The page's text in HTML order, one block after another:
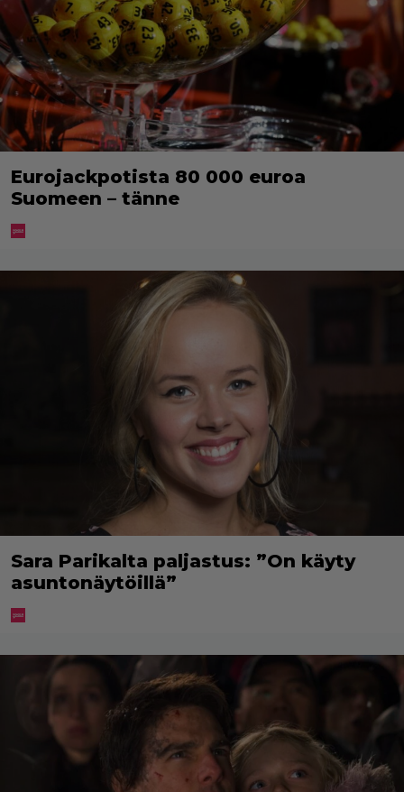
Eurojackpotista 80 000 euroa
Suomeen – tänne
Sara Parikalta paljastus: ”On käyty
asuntonäytöillä”